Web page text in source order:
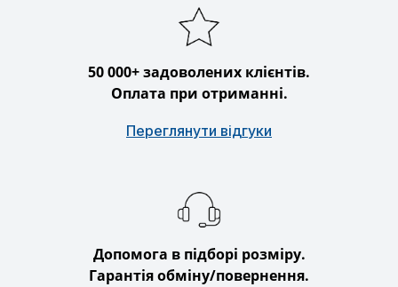
50 000+ задоволених клієнтів.
Оплата при отриманні.
Переглянути відгуки
Допомога в підборі розміру.
Гарантія обміну/повернення.